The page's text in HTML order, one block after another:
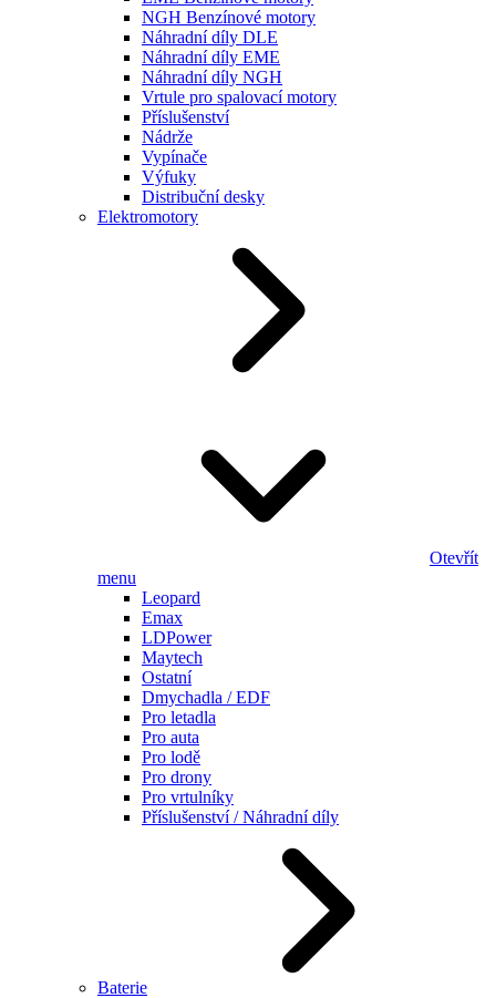
NGH Benzínové motory
Náhradní díly DLE
Náhradní díly EME
Náhradní díly NGH
Vrtule pro spalovací motory
Příslušenství
Nádrže
Vypínače
Výfuky
Distribuční desky
Elektromotory
Otevřít
menu
Leopard
Emax
LDPower
Maytech
Ostatní
Dmychadla / EDF
Pro letadla
Pro auta
Pro lodě
Pro drony
Pro vrtulníky
Příslušenství / Náhradní díly
Baterie